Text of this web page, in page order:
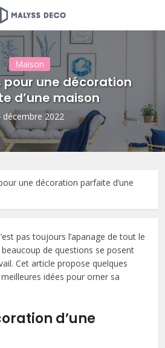
Maison
pour une décoration
d’une maison
décembre 2022
une décoration parfaite d’une
pas toujours l’apanage de tout le
de questions se posent
Cet article propose quelques
idées pour orner sa
d’une